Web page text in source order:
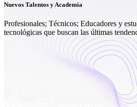
Nuevos Talentos y Academia
Profesionales; Técnicos; Educadores y
tecnológicas que buscan las últimas